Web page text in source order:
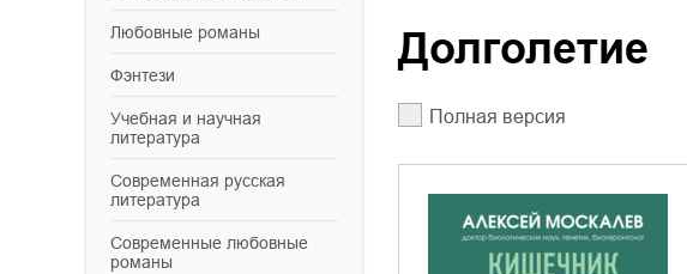
любовные романы
фэнтези
учебная и научная
литература
современная русская
литература
современные любовные
романы
Долголетие
Полная версия